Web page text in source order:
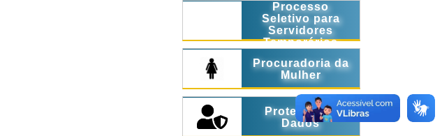
Processo
Seletivo para
Servidores
Temporários
Procuradoria da
Mulher
Proteção de
Dados